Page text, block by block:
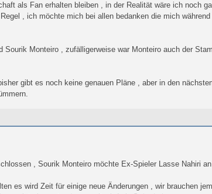
als Fan erhalten bleiben , in der Realität wäre ich noch
, ich möchte mich bei allen bedanken die mich
Monteiro , zufälligerweise war Monteiro auch der
gibt es noch keine genauen Pläne , aber in den
, Sourik Monteiro möchte Ex-Spieler Lasse Nahiri
es wird Zeit für einige neue Änderungen , wir brauchen